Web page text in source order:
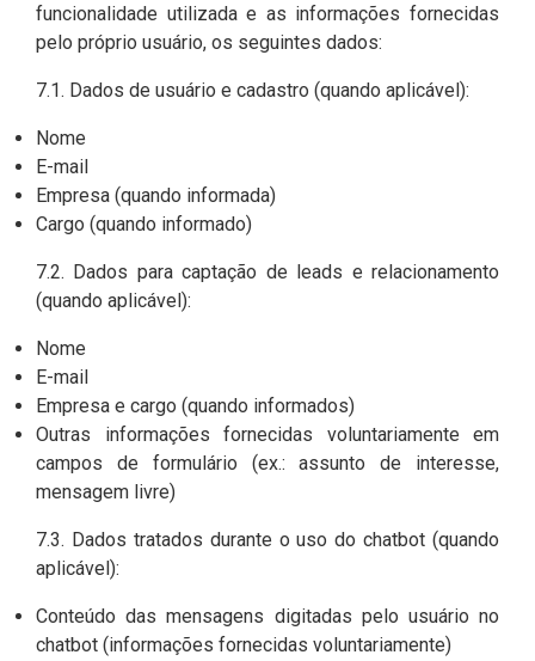
funcionalidade utilizada e as informações fornecidas
pelo próprio usuário, os seguintes dados:
7.1. Dados de usuário e cadastro (quando aplicável):
Nome
E-mail
Empresa (quando informada)
Cargo (quando informado)
7.2. Dados para captação de leads e relacionamento
(quando aplicável):
Nome
E-mail
Empresa e cargo (quando informados)
Outras informações fornecidas voluntariamente em
campos de formulário (ex.: assunto de interesse,
mensagem livre)
7.3. Dados tratados durante o uso do chatbot (quando
aplicável):
Conteúdo das mensagens digitadas pelo usuário no
chatbot (informações fornecidas voluntariamente)